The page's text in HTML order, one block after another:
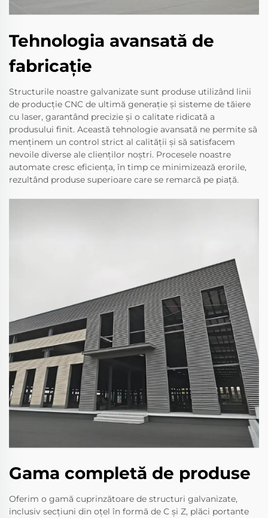
Tehnologia avansată de
fabricaţie
Structurile noastre galvanizate sunt produse utilizând linii
de producție CNC de ultimă generație și sisteme de tăiere
cu laser, garantând precizie și o calitate ridicată a
produsului finit. Această tehnologie avansată ne permite să
menținem un control strict al calității și să satisfacem
nevoile diverse ale clienților noștri. Procesele noastre
automate cresc eficiența, în timp ce minimizează erorile,
rezultând produse superioare care se remarcă pe piață.
Gama completă de produse
Oferim o gamă cuprinzătoare de structuri galvanizate,
inclusiv secțiuni din oțel în formă de C și Z, plăci portante